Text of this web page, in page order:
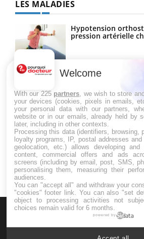
LES MALADIES
Hypotension
pression artérielle
Drépanocytose : une
globules rouges aux
Maladie de Charcot
amyotrophique)
Welcome
With our 225 partners , we wish to store
your devices (cookies, pixels in emails,
your personal data with our partners,
website or in our emails, already held by
later, including in other contexts.
Processing this data (identifiers, browsing,
loyalty programs, IP, postal addresses
geolocation, etc.) allows developing and
content, commercial offers and ads
screens (including by email, post, SMS,
personalising them, measuring their
audiences.
You can "accept all" and withdraw your
"cookies" footer link . You can also "set
object to processing activities not
choices remain valid for 6 months.
powered by